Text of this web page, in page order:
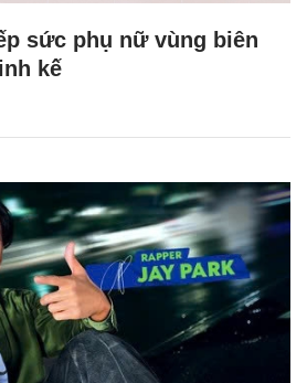
sức phụ nữ vùng biên
kế